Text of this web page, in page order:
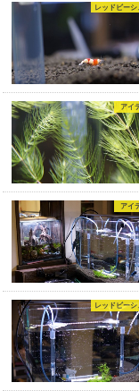
レッドビー
アイ
アイ
レッドビー